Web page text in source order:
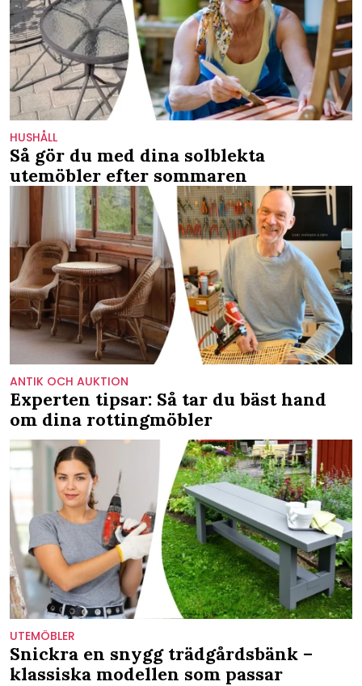
HUSHÅLL
Så gör du med dina solblekta
utemöbler efter sommaren
ANTIK OCH AUKTION
Experten tipsar: Så tar du bäst hand
om dina rottingmöbler
UTEMÖBLER
Snickra en snygg trädgårdsbänk –
klassiska modellen som passar